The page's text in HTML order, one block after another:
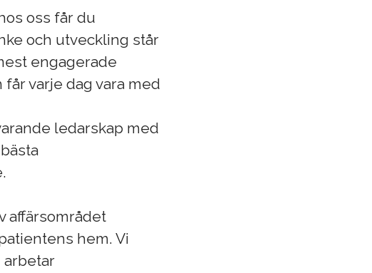
oss får du
och utveckling står
engagerade
varje dag vara med
ledarskap med
affärsområdet
hem. Vi
arbetar